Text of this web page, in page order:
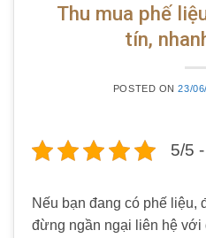
Thu mua phế
tín,
POSTED ON23/
5/5
Nếu bạn đang có phế liệu,
đừng ngần ngại liên hệ với